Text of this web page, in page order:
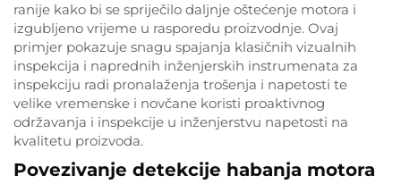
ranije kako bi se spriječilo daljnje oštećenje motora i
izgubljeno vrijeme u rasporedu proizvodnje. Ovaj
primjer pokazuje snagu spajanja klasičnih vizualnih
inspekcija i naprednih inženjerskih instrumenata za
inspekciju radi pronalaženja trošenja i napetosti te
velike vremenske i novčane koristi proaktivnog
održavanja i inspekcije u inženjerstvu napetosti na
kvalitetu proizvoda.
Povezivanje detekcije habanja motora